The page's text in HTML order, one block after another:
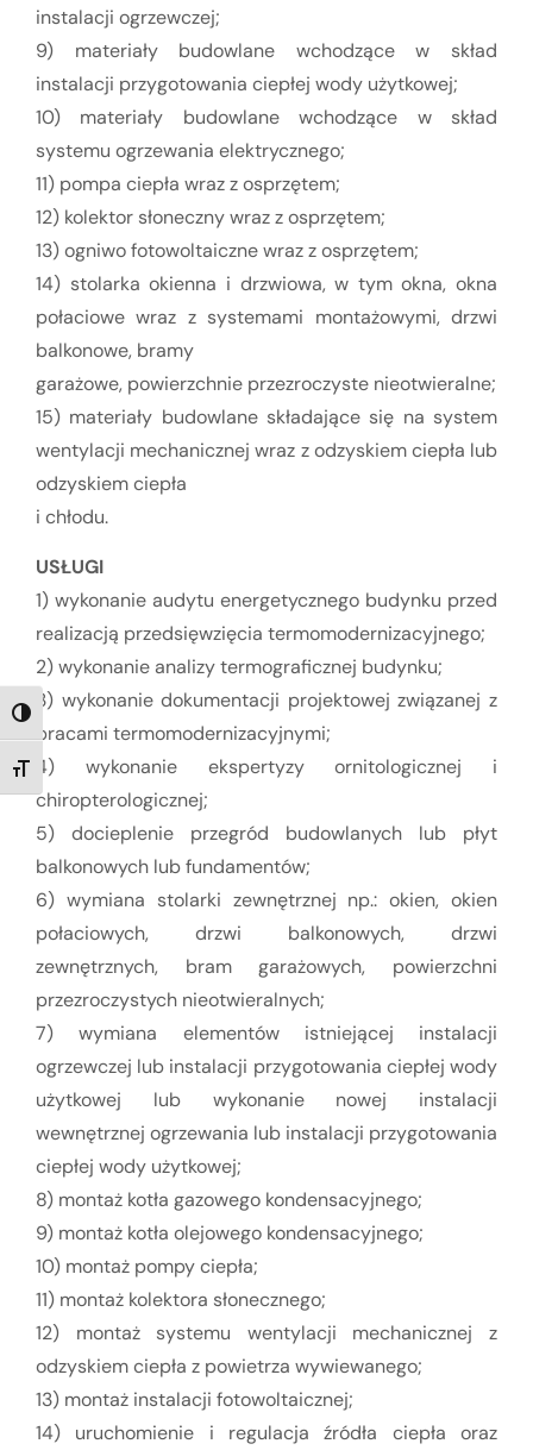
TOGGLE HIGH CONTRAST
TOGGLE FONT SIZE
instalacji ogrzewczej;
9) materiały budowlane wchodzące w skład
instalacji przygotowania ciepłej wody użytkowej;
10) materiały budowlane wchodzące w skład
systemu ogrzewania elektrycznego;
11) pompa ciepła wraz z osprzętem;
12) kolektor słoneczny wraz z osprzętem;
13) ogniwo fotowoltaiczne wraz z osprzętem;
14) stolarka okienna i drzwiowa, w tym okna, okna
połaciowe wraz z systemami montażowymi, drzwi
balkonowe, bramy
garażowe, powierzchnie przezroczyste nieotwieralne;
15) materiały budowlane składające się na system
wentylacji mechanicznej wraz z odzyskiem ciepła lub
odzyskiem ciepła
i chłodu.
USŁUGI
1) wykonanie audytu energetycznego budynku przed
realizacją przedsięwzięcia termomodernizacyjnego;
2) wykonanie analizy termograficznej budynku;
3) wykonanie dokumentacji projektowej związanej z
pracami termomodernizacyjnymi;
4) wykonanie ekspertyzy ornitologicznej i
chiropterologicznej;
5) docieplenie przegród budowlanych lub płyt
balkonowych lub fundamentów;
6) wymiana stolarki zewnętrznej np.: okien, okien
połaciowych, drzwi balkonowych, drzwi
zewnętrznych, bram garażowych, powierzchni
przezroczystych nieotwieralnych;
7) wymiana elementów istniejącej instalacji
ogrzewczej lub instalacji przygotowania ciepłej wody
użytkowej lub wykonanie nowej instalacji
wewnętrznej ogrzewania lub instalacji przygotowania
ciepłej wody użytkowej;
8) montaż kotła gazowego kondensacyjnego;
9) montaż kotła olejowego kondensacyjnego;
10) montaż pompy ciepła;
11) montaż kolektora słonecznego;
12) montaż systemu wentylacji mechanicznej z
odzyskiem ciepła z powietrza wywiewanego;
13) montaż instalacji fotowoltaicznej;
14) uruchomienie i regulacja źródła ciepła oraz